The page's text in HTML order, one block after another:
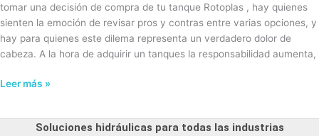
tomar una decisión de compra de tu tanque Rotoplas , hay quienes
sienten la emoción de revisar pros y contras entre varias opciones, y
hay para quienes este dilema representa un verdadero dolor de
cabeza. A la hora de adquirir un tanques la responsabilidad aumenta,
Leer más »
Soluciones hidráulicas para todas las industrias